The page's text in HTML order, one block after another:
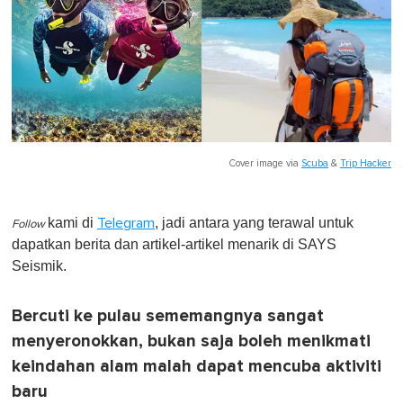
Cover image via Scuba & Trip Hacker
Follow kami di Telegram, jadi antara yang terawal untuk
dapatkan berita dan artikel-artikel menarik di SAYS
Seismik.
Bercuti ke pulau sememangnya sangat
menyeronokkan, bukan saja boleh menikmati
keindahan alam malah dapat mencuba aktiviti
baru